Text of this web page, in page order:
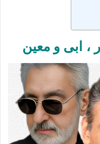
، ابی و معین